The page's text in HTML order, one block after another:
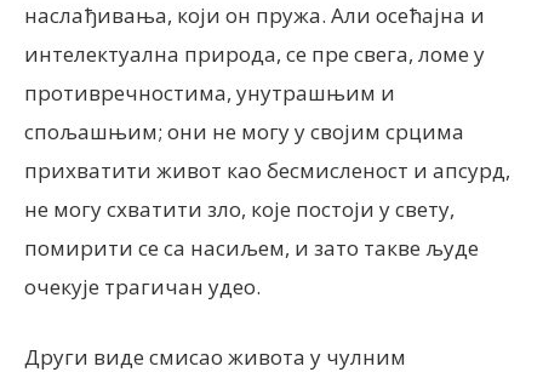
наслађивања, који он пружа. Али осећајна и
интелектуална природа, се пре свега, ломе у
противречностима, унутрашњим и
спољашњим; они не могу у својим срцима
прихватити живот као бесмисленост и апсурд,
не могу схватити зло, које постоји у свету,
помирити се са насиљем, и зато такве људе
очекује трагичан удео.
Други виде смисао живота у чулним